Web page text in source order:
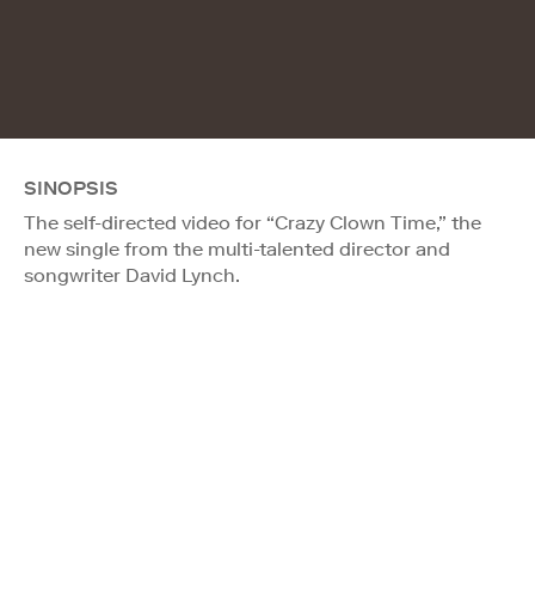
SINOPSIS
The self-directed video for “Crazy Clown Time,” the
new single from the multi-talented director and
songwriter David Lynch.